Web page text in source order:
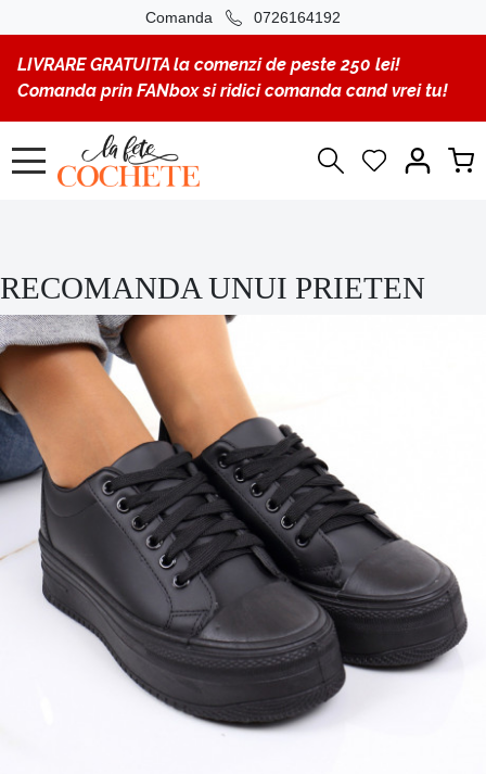
Comanda 0726164192
LIVRARE GRATUITA la comenzi de peste 250 lei!
Comanda prin FANbox si ridici comanda cand vrei tu!
RECOMANDA UNUI PRIETEN